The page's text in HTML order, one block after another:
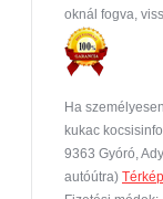
oknál fogva,
Ha
kukac
9363 Gyóró,
autóútra)